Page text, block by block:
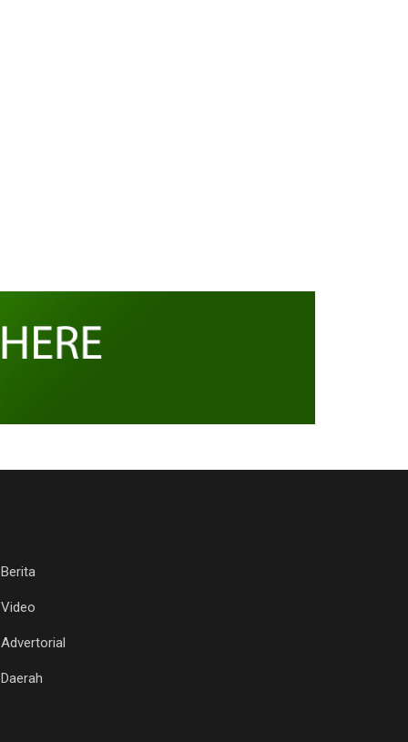
Berita
Video
Advertorial
Daerah